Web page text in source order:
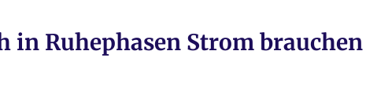
in Ruhephasen Strom brauchen